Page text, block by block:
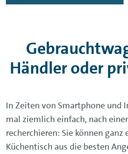
Händler oder
In Zeiten von Smartphone und
mal ziemlich einfach, nach
recherchieren: Sie können
Küchentisch aus die besten